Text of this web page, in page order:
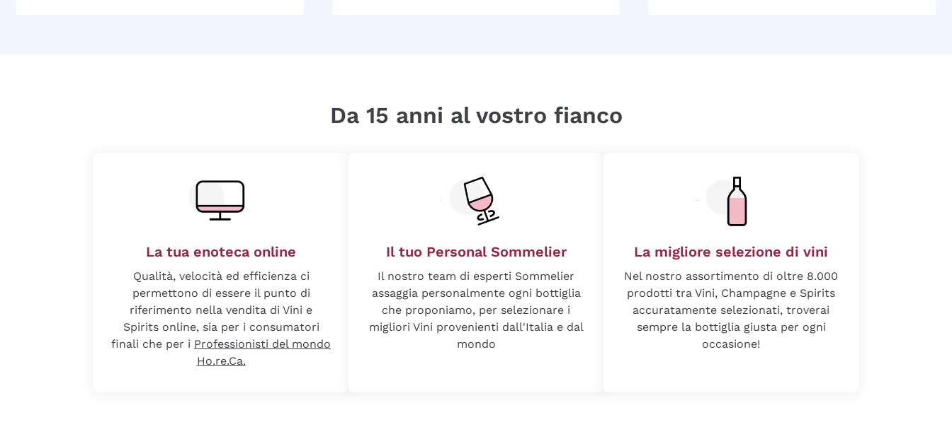
Da 15 anni al vostro fianco
La tua enoteca online
Qualità, velocità ed efficienza ci
permettono di essere il punto di
riferimento nella vendita di Vini e
Spirits online, sia per i consumatori
finali che per i Professionisti del mondo
Ho.re.Ca.
Il tuo Personal Sommelier
Il nostro team di esperti Sommelier
assaggia personalmente ogni bottiglia
che proponiamo, per selezionare i
migliori Vini provenienti dall'Italia e dal
mondo
La migliore selezione di vini
Nel nostro assortimento di oltre 8.000
prodotti tra Vini, Champagne e Spirits
accuratamente selezionati, troverai
sempre la bottiglia giusta per ogni
occasione!